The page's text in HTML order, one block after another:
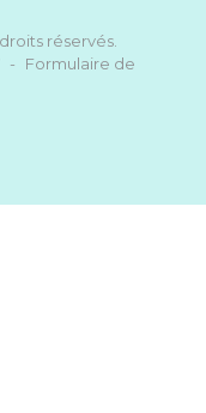
réservés.
-
Formulaire de